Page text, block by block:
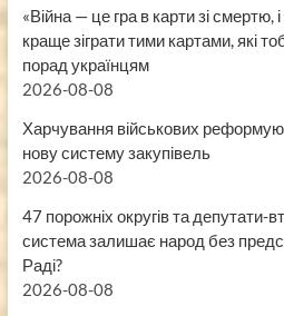
«Війна — це гра в карти зі
краще зіграти тими картами, які
порад українцям
2026-08-08
Харчування військових
нову систему закупівель
2026-08-08
47 порожніх округів та депутати-
система залишає народ без
Раді?
2026-08-08